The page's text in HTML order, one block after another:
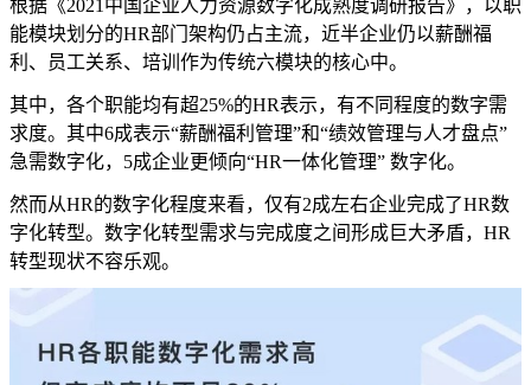
根据《2021中国企业人力资源数字化成熟度调研报告》，以职
能模块划分的HR部门架构仍占主流，近半企业仍以薪酬福
利、员工关系、培训作为传统六模块的核心中。
其中，各个职能均有超25%的HR表示，有不同程度的数字需
求度。其中6成表示“薪酬福利管理”和“绩效管理与人才盘点”
急需数字化，5成企业更倾向“HR一体化管理” 数字化。
然而从HR的数字化程度来看，仅有2成左右企业完成了HR数
字化转型。数字化转型需求与完成度之间形成巨大矛盾，HR
转型现状不容乐观。